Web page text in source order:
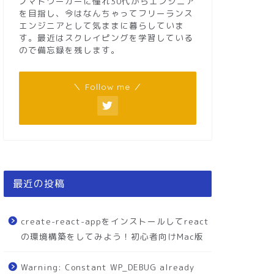
を目指し、今はなんちゃってフリーランス
エンジニアとして気ままに暮らしていま
す。最近はスクレイピングを学習している
ので備忘録を残します。
＼ Follow me ／
最近の投稿
create-react-appをインストールしてreact
の環境構築をしてみよう！初心者向けMac版
Warning: Constant WP_DEBUG already